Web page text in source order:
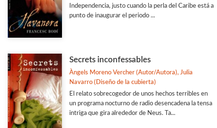
Independencia, justo cuando la perla del Caribe está a
punto de inaugurar el periodo ...
Secrets inconfessables
Àngels Moreno Vercher (Autor/Autora), Julia
Navarro (Diseño de la cubierta)
El relato sobrecogedor de unos hechos terribles en
un programa nocturno de radio desencadena la tensa
intriga que gira alrededor de Neus. Ta...